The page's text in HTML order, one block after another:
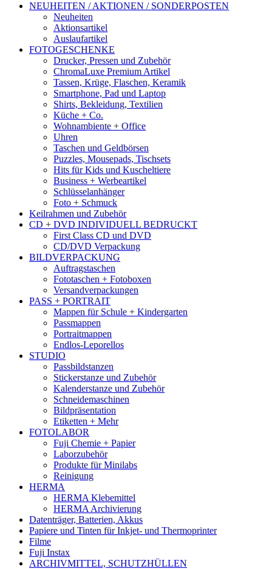
NEUHEITEN / AKTIONEN / SONDERPOSTEN
Neuheiten
Aktionsartikel
Auslaufartikel
FOTOGESCHENKE
Drucker, Pressen und Zubehör
ChromaLuxe Premium Artikel
Tassen, Krüge, Flaschen, Keramik
Smartphone, Pad und Laptop
Shirts, Bekleidung, Textilien
Küche + Co.
Wohnambiente + Office
Uhren
Taschen und Geldbörsen
Puzzles, Mousepads, Tischsets
Hits für Kids und Kuscheltiere
Business + Werbeartikel
Schlüsselanhänger
Foto + Schmuck
Keilrahmen und Zubehör
CD + DVD INDIVIDUELL BEDRUCKT
First Class CD und DVD
CD/DVD Verpackung
BILDVERPACKUNG
Auftragstaschen
Fototaschen + Fotoboxen
Versandverpackungen
PASS + PORTRAIT
Mappen für Schule + Kindergarten
Passmappen
Portraitmappen
Endlos-Leporellos
STUDIO
Passbildstanzen
Stickerstanze und Zubehör
Kalenderstanze und Zubehör
Schneidemaschinen
Bildpräsentation
Etiketten + Mehr
FOTOLABOR
Fuji Chemie + Papier
Laborzubehör
Produkte für Minilabs
Reinigung
HERMA
HERMA Klebemittel
HERMA Archivierung
Datenträger, Batterien, Akkus
Papiere und Tinten für Inkjet- und Thermoprinter
Filme
Fuji Instax
ARCHIVMITTEL, SCHUTZHÜLLEN